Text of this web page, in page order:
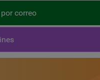
correo